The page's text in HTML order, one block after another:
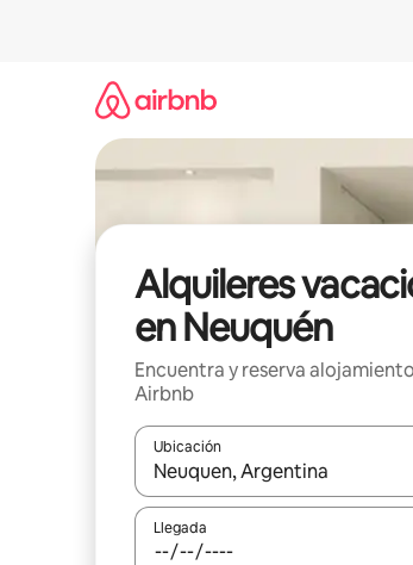
Alquileres
en Neuquén
Encuentra y reserva
Airbnb
Ubicación
Cuando los resultados estén
Llegada